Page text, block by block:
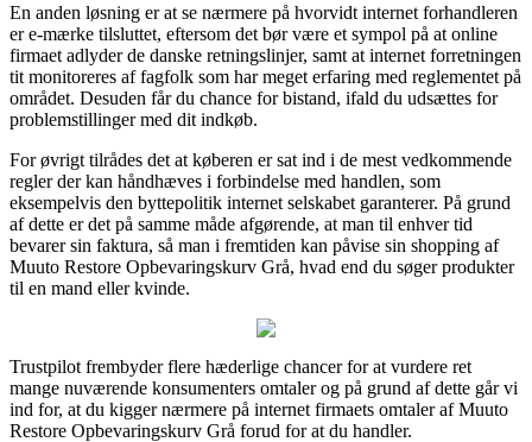
En anden løsning er at se nærmere på hvorvidt internet forhandleren
er e-mærke tilsluttet, eftersom det bør være et sympol på at online
firmaet adlyder de danske retningslinjer, samt at internet forretningen
tit monitoreres af fagfolk som har meget erfaring med reglementet på
området. Desuden får du chance for bistand, ifald du udsættes for
problemstillinger med dit indkøb.
For øvrigt tilrådes det at køberen er sat ind i de mest vedkommende
regler der kan håndhæves i forbindelse med handlen, som
eksempelvis den byttepolitik internet selskabet garanterer. På grund
af dette er det på samme måde afgørende, at man til enhver tid
bevarer sin faktura, så man i fremtiden kan påvise sin shopping af
Muuto Restore Opbevaringskurv Grå, hvad end du søger produkter
til en mand eller kvinde.
Trustpilot frembyder flere hæderlige chancer for at vurdere ret
mange nuværende konsumenters omtaler og på grund af dette går vi
ind for, at du kigger nærmere på internet firmaets omtaler af Muuto
Restore Opbevaringskurv Grå forud for at du handler.